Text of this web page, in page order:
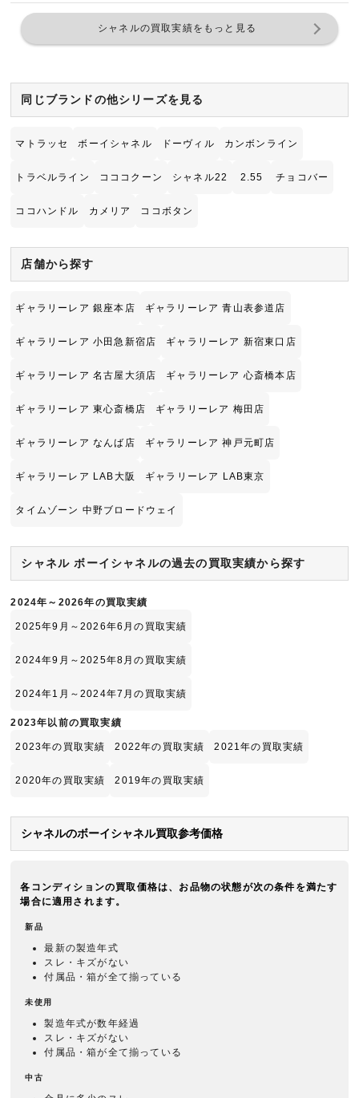
シャネルの買取実績をもっと見る
同じブランドの他シリーズを見る
マトラッセ ボーイシャネル ドーヴィル カンボンライン
トラベルライン コココクーン シャネル22 2.55 チョコバー
ココハンドル カメリア ココボタン
店舗から探す
ギャラリーレア 銀座本店 ギャラリーレア 青山表参道店
ギャラリーレア 小田急新宿店 ギャラリーレア 新宿東口店
ギャラリーレア 名古屋大須店 ギャラリーレア 心斎橋本店
ギャラリーレア 東心斎橋店 ギャラリーレア 梅田店
ギャラリーレア なんば店 ギャラリーレア 神戸元町店
ギャラリーレア LAB大阪 ギャラリーレア LAB東京
タイムゾーン 中野ブロードウェイ
シャネル ボーイシャネルの過去の買取実績から探す
2024年～2026年の買取実績
2025年9月～2026年6月の買取実績
2024年9月～2025年8月の買取実績
2024年1月～2024年7月の買取実績
2023年以前の買取実績
2023年の買取実績 2022年の買取実績 2021年の買取実績
2020年の買取実績 2019年の買取実績
シャネルのボーイシャネル買取参考価格
各コンディションの買取価格は、お品物の状態が次の条件を満たす
場合に適用されます。
新品
最新の製造年式
スレ・キズがない
付属品・箱が全て揃っている
未使用
製造年式が数年経過
スレ・キズがない
付属品・箱が全て揃っている
中古